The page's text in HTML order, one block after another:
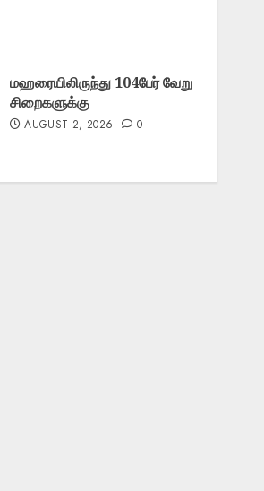
மஹரையிலிருந்து 104பேர் வேறு
சிறைகளுக்கு
AUGUST 2, 2026 0